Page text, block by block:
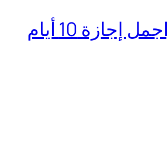
10 أيام